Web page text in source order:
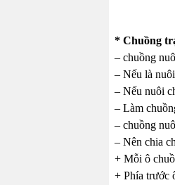
* Chuồng
– chuồng
– Nếu là
– Nếu nuôi
– Làm
– chuồng
– Nên chia
+ Mỗi ô
+ Phía trước